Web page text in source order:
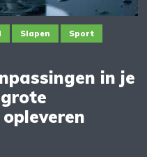
Slapen Sport
in je